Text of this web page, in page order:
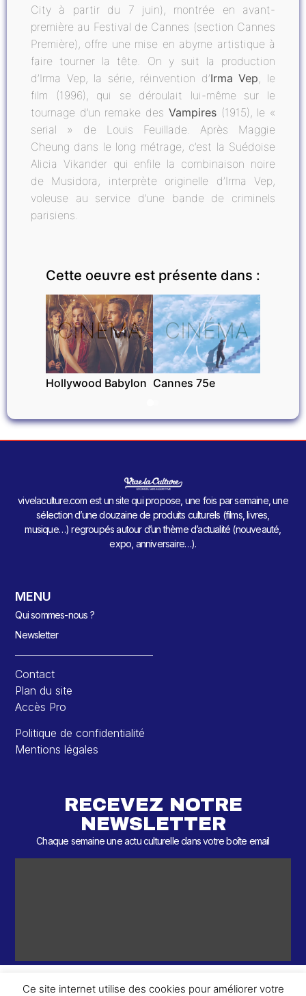
City à partir du 7 juin), montrée en avant-
première au Festival de Cannes (section Cannes
Première), offre une mise en abyme artistique à
faire tourner la tête. On y suit la production
d’Irma Vep, la série, réinvention d’Irma Vep, le
film (1996), qui se déroulait lui-même sur le
tournage d’un remake des Vampires(1915), le «
serial » de Louis Feuillade. Après Maggie
Cheung dans le long métrage, c’est la Suédoise
Alicia Vikander qui enfile la combinaison noire
de Musidora, interprète originelle d’Irma Vep,
voleuse au service d’une bande de criminels
parisiens.
Cette oeuvre est présente dans :
CINÉMA
Hollywood Babylon
CINÉMA
Cannes 75e
vivelaculture.com est un site qui propose, une fois par semaine, une
sélection d’une douzaine de produits culturels (films, livres,
musique…) regroupés autour d’un thème d’actualité (nouveauté,
expo, anniversaire…).
MENU
Qui sommes-nous ?
Newsletter
Contact
Plan du site
Accès Pro
Politique de confidentialité
Mentions légales
RECEVEZ NOTRE
NEWSLETTER
Chaque semaine une actu culturelle dans votre boîte email
Ce site internet utilise des cookies pour améliorer votre